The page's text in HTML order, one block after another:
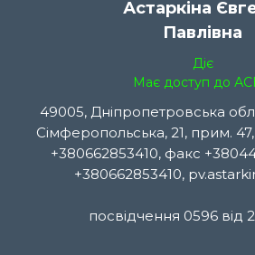
Астаркіна
Павлівна
Діє
Має доступ до
49005, Дніпропетровська
Сімферопольська, 21, прим.
+380662853410, факс
+380662853410,
посвідчення 0596 від